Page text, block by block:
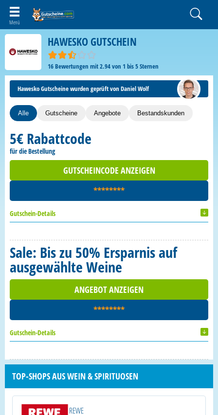
HAWESKO GUTSCHEIN
16Bewertungen mit2.94von 1 bis5Sternen
Hawesko Gutscheine wurden geprüft von Daniel Wolf
Alle Gutscheine Angebote Bestandskunden
5€ Rabattcode
für die Bestellung
GUTSCHEINCODE ANZEIGEN
********
Gutschein-Details
Sale: Bis zu 50% Ersparnis auf
ausgewählte Weine
ANGEBOT ANZEIGEN
********
Gutschein-Details
TOP-SHOPS AUS WEIN & SPIRITUOSEN
REWE